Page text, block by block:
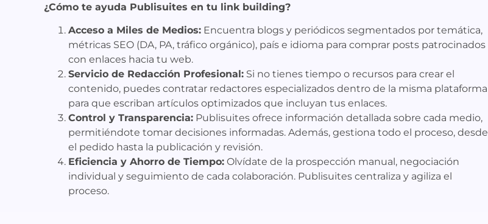
¿Cómo te ayuda Publisuites en tu link building?
Acceso a Miles de Medios: Encuentra blogs y periódicos segmentados por temática,
métricas SEO (DA, PA, tráfico orgánico), país e idioma para comprar posts patrocinados
con enlaces hacia tu web.
Servicio de Redacción Profesional: Si no tienes tiempo o recursos para crear el
contenido, puedes contratar redactores especializados dentro de la misma plataforma
para que escriban artículos optimizados que incluyan tus enlaces.
Control y Transparencia: Publisuites ofrece información detallada sobre cada medio,
permitiéndote tomar decisiones informadas. Además, gestiona todo el proceso, desde
el pedido hasta la publicación y revisión.
Eficiencia y Ahorro de Tiempo: Olvídate de la prospección manual, negociación
individual y seguimiento de cada colaboración. Publisuites centraliza y agiliza el
proceso.